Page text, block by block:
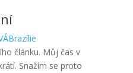
Brazílie
článku. Můj čas v
Snažím se proto